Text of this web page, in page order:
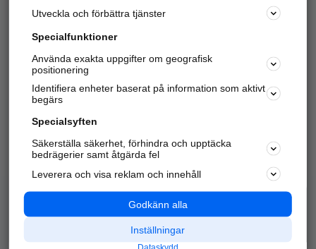
Marknadsför företaget
Kom igång och annonsera mot
samarbetspartners nära dig.
Alla kategorier
Populära sökningar
API & Kartor
Annonsera
Integritet
Nödnummer
Utveckla och förbättra tjänster
Specialfunktioner
Använda exakta uppgifter om geografisk
positionering
Identifiera enheter baserat på information som aktivt
begärs
Specialsyften
Säkerställa säkerhet, förhindra och upptäcka
bedrägerier samt åtgärda fel
Leverera och visa reklam och innehåll
Godkänn alla
Inställningar
Dataskydd